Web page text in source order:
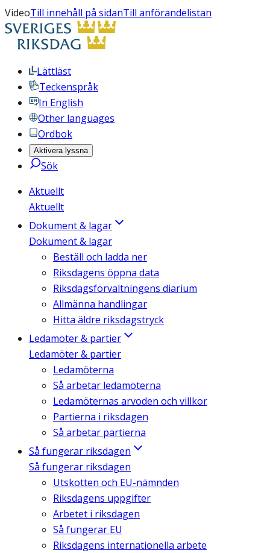
VideoTill innehåll på sidanTill anförandelistan
Lättläst
Teckenspråk
In English
Other languages
Ordbok
Aktivera lyssna
Sök
Aktuellt
Aktuellt
Dokument & lagar
Dokument & lagar
Beställ och ladda ner
Riksdagens öppna data
Riksdagsförvaltningens diarium
Allmänna handlingar
Hitta äldre riksdagstryck
Ledamöter & partier
Ledamöter & partier
Ledamöterna
Så arbetar ledamöterna
Ledamöternas arvoden och villkor
Partierna i riksdagen
Så arbetar partierna
Så fungerar riksdagen
Så fungerar riksdagen
Utskotten och EU-nämnden
Riksdagens uppgifter
Arbetet i riksdagen
Så fungerar EU
Riksdagens internationella arbete